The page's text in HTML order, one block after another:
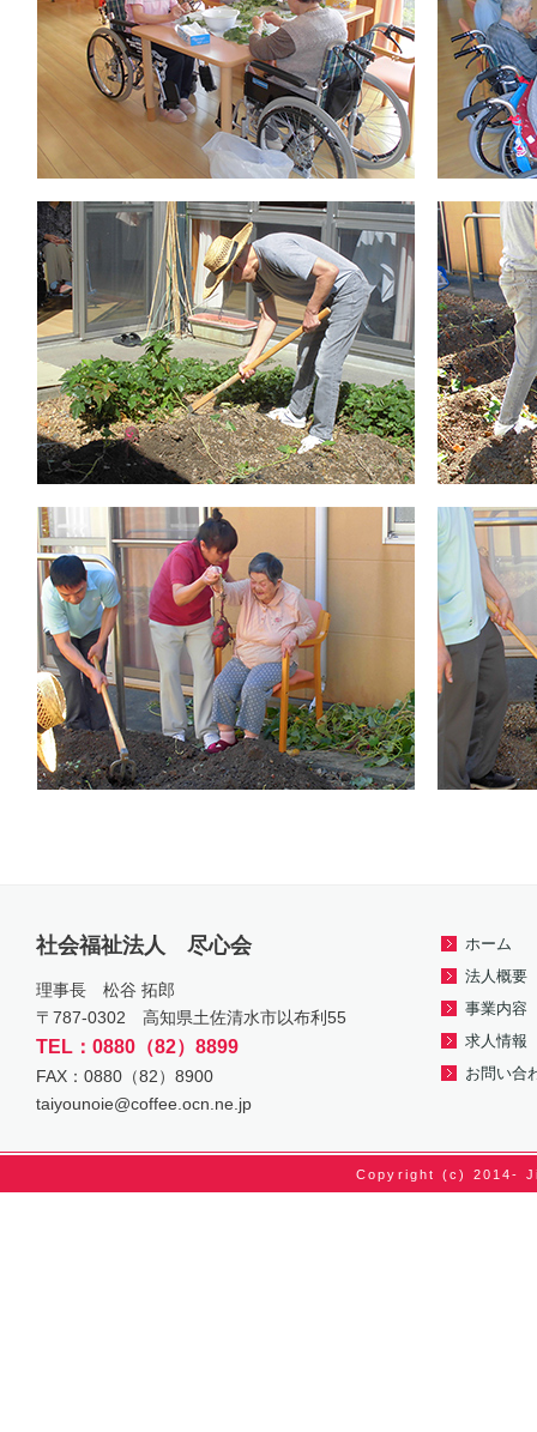
ホーム
法人概要
事業内容
求人情報
お問い合
社会福祉法人 尽心会
理事長 松谷 拓郎
〒787-0302 高知県土佐清水市以布利55
TEL：0880（82）8899
FAX：0880（82）8900
taiyounoie@coffee.ocn.ne.jp
Copyright (c) 2014-